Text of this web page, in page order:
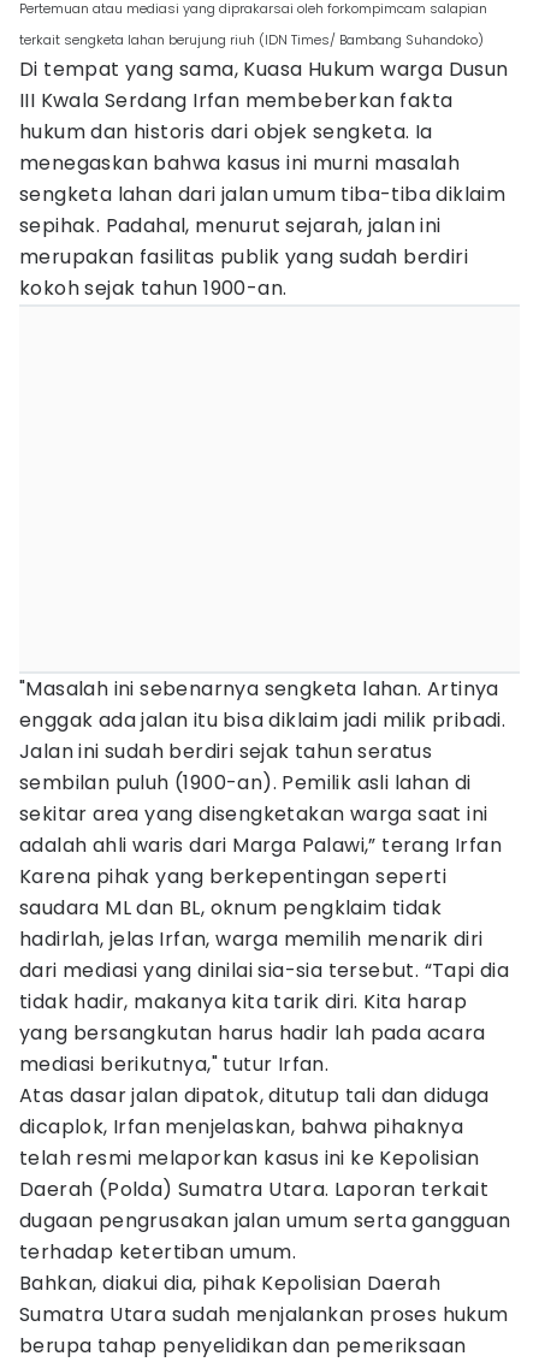
Pertemuan atau mediasi yang diprakarsai oleh forkompimcam salapian
terkait sengketa lahan berujung riuh (IDN Times/ Bambang Suhandoko)
Di tempat yang sama, Kuasa Hukum warga Dusun
III Kwala Serdang Irfan membeberkan fakta
hukum dan historis dari objek sengketa. Ia
menegaskan bahwa kasus ini murni masalah
sengketa lahan dari jalan umum tiba-tiba diklaim
sepihak. Padahal, menurut sejarah, jalan ini
merupakan fasilitas publik yang sudah berdiri
kokoh sejak tahun 1900-an.
"Masalah ini sebenarnya sengketa lahan. Artinya
enggak ada jalan itu bisa diklaim jadi milik pribadi.
Jalan ini sudah berdiri sejak tahun seratus
sembilan puluh (1900-an). Pemilik asli lahan di
sekitar area yang disengketakan warga saat ini
adalah ahli waris dari Marga Palawi,” terang Irfan
Karena pihak yang berkepentingan seperti
saudara ML dan BL, oknum pengklaim tidak
hadirlah, jelas Irfan, warga memilih menarik diri
dari mediasi yang dinilai sia-sia tersebut. “Tapi dia
tidak hadir, makanya kita tarik diri. Kita harap
yang bersangkutan harus hadir lah pada acara
mediasi berikutnya," tutur Irfan.
Atas dasar jalan dipatok, ditutup tali dan diduga
dicaplok, Irfan menjelaskan, bahwa pihaknya
telah resmi melaporkan kasus ini ke Kepolisian
Daerah (Polda) Sumatra Utara. Laporan terkait
dugaan pengrusakan jalan umum serta gangguan
terhadap ketertiban umum.
Bahkan, diakui dia, pihak Kepolisian Daerah
Sumatra Utara sudah menjalankan proses hukum
berupa tahap penyelidikan dan pemeriksaan